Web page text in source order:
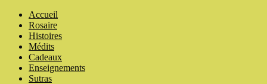
Accueil
Rosaire
Histoires
Médits
Cadeaux
Enseignements
Sutras